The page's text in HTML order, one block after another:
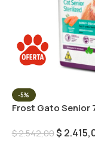
-5%
Frost Gato Senior
$2.542,00$